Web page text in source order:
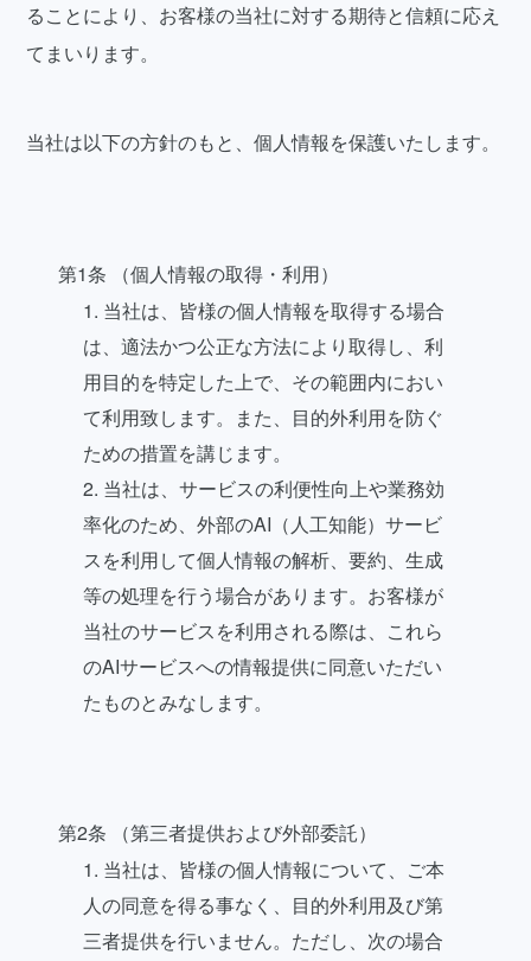
ることにより、お客様の当社に対する期待と信頼に応え
てまいります。
当社は以下の方針のもと、個人情報を保護いたします。
第1条 （個人情報の取得・利用）
1. 当社は、皆様の個人情報を取得する場合
は、適法かつ公正な方法により取得し、利
用目的を特定した上で、その範囲内におい
て利用致します。また、目的外利用を防ぐ
ための措置を講じます。
2. 当社は、サービスの利便性向上や業務効
率化のため、外部のAI（人工知能）サービ
スを利用して個人情報の解析、要約、生成
等の処理を行う場合があります。お客様が
当社のサービスを利用される際は、これら
のAIサービスへの情報提供に同意いただい
たものとみなします。
第2条 （第三者提供および外部委託）
1. 当社は、皆様の個人情報について、ご本
人の同意を得る事なく、目的外利用及び第
三者提供を行いません。ただし、次の場合